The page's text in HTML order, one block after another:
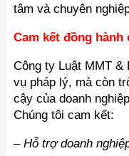
tâm và chuyên
Cam kết đồng hành
Công ty Luật MMT &
vụ pháp lý, mà còn
cậy của doanh
Chúng tôi cam kết:
– Hỗ trợ doanh